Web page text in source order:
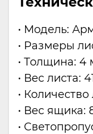
• Модель:
• Размеры
• Толщина: 4
• Вес листа:
•
• Вес ящика:
•